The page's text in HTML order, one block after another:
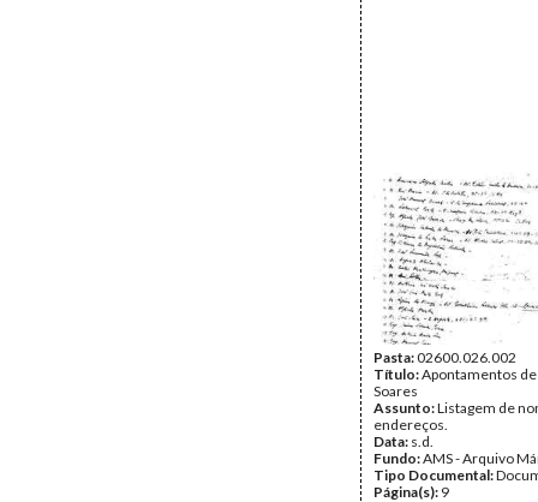
Pasta:02600.026.002
Título:Apontamentos
Soares
Assunto:Listagem de
endereços.
Data: s.d.
Fundo:AMS - Arquivo
Tipo Documental:
Página(s): 9